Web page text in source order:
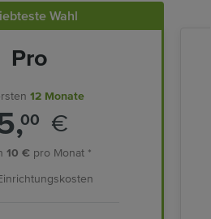
Wahl
Pro
12 Monate
00 €
10 € pro Monat *